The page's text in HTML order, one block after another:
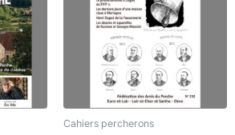
Cahiers percherons